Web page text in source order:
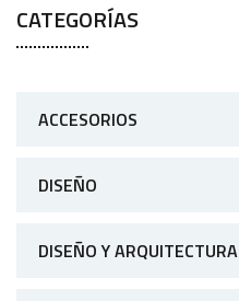
CATEGORÍAS
ACCESORIOS
DISEÑO
DISEÑO Y ARQUITECTURA